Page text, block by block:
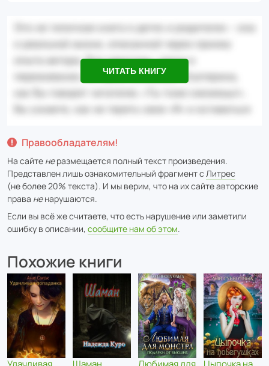
ЧИТАТЬ КНИГУ
Правообладателям!
На сайте неразмещается полный текст произведения.
Представлен лишь ознакомительный фрагмент с Литрес
(не более 20% текста). И мы верим, что на их сайте авторские
права ненарушаются.
Если вы всё же считаете, что есть нарушение или заметили
ошибку в описании, сообщите нам об этом.
Похожие книги